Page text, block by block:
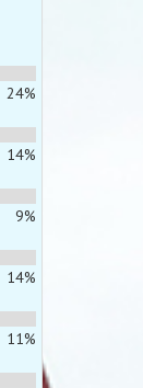
24%
14%
9%
14%
11%